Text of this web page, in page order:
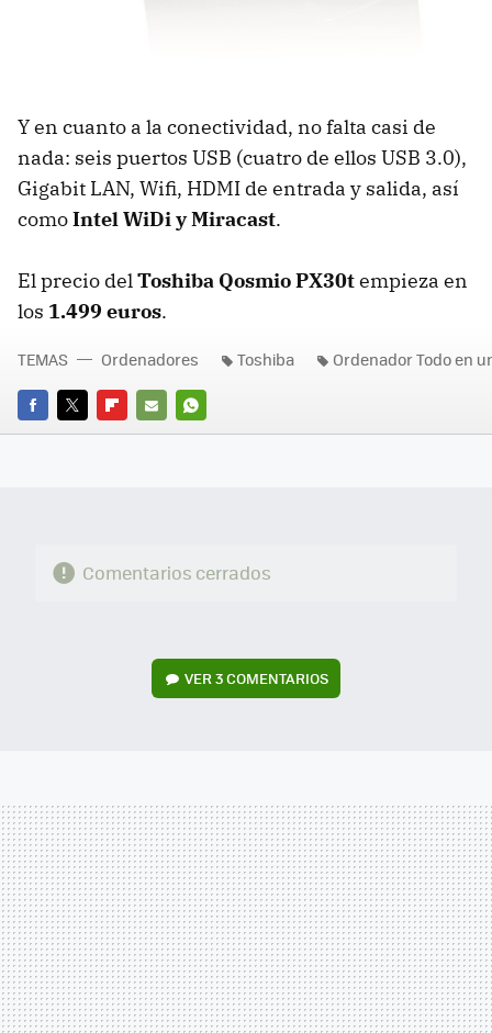
Y en cuanto a la conectividad, no falta casi de
nada: seis puertos USB (cuatro de ellos USB 3.0),
Gigabit LAN, Wifi, HDMI de entrada y salida, así
comoIntel WiDi y Miracast.
El precio delToshiba Qosmio PX30tempieza en
los 1.499 euros.
FACEBOOK
TWITTERFLIPBOARD
E-
WHATSAPP
TEMAS Ordenadores Toshiba Ordenador Todo en
Comentarios cerrados
VER3 COMENTARIOS